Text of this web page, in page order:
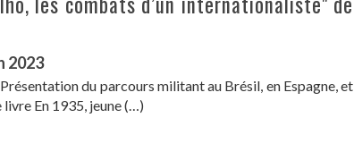
2023
du parcours militant au Brésil, en Espagne, et
En 1935, jeune (…)